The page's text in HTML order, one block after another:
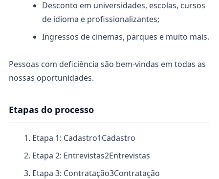
Desconto em universidades, escolas, cursos
de idioma e profissionalizantes;
Ingressos de cinemas, parques e muito mais.
Pessoas com deficiência são bem-vindas em todas as
nossas oportunidades.
Etapas do processo
Etapa 1: Cadastro1Cadastro
Etapa 2: Entrevistas2Entrevistas
Etapa 3: Contratação3Contratação